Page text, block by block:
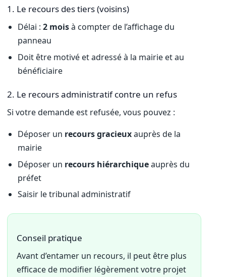
1. Le recours des tiers (voisins)
Délai : 2 moisà compter de l’affichage du
panneau
Doit être motivé et adressé à la mairie et au
bénéficiaire
2. Le recours administratif contre un refus
Si votre demande est refusée, vous pouvez :
Déposer un recours gracieuxauprès de la
mairie
Déposer un recours hiérarchiqueauprès du
préfet
Saisir le tribunal administratif
Conseil pratique
Avant d’entamer un recours, il peut être plus
efficace de modifier légèrement votre projet